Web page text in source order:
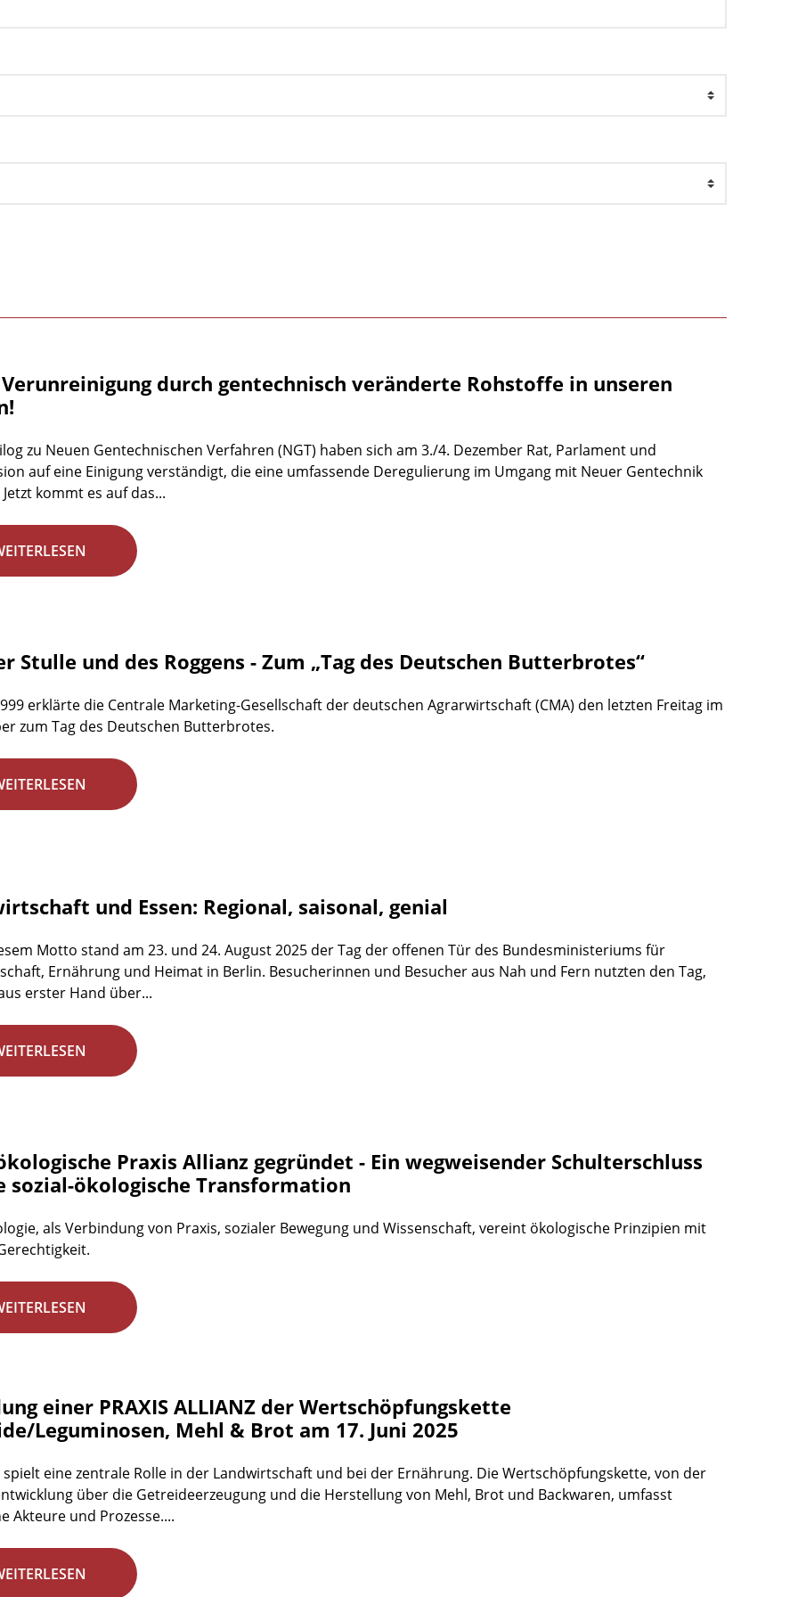
durch gentechnisch veränderte Rohstoffe in unseren
zu Neuen Gentechnischen Verfahren (NGT) haben sich am 3./4. Dezember Rat, Parlament und
auf eine Einigung verständigt, die eine umfassende Deregulierung im Umgang mit Neuer Gentechnik
kommt es auf das...
Stulle und des Roggens - Zum „Tag des Deutschen Butterbrotes“
erklärte die Centrale Marketing-Gesellschaft der deutschen Agrarwirtschaft (CMA) den letzten Freitag im
zum Tag des Deutschen Butterbrotes.
und Essen: Regional, saisonal, genial
Motto stand am 23. und 24. August 2025 der Tag der offenen Tür des Bundesministeriums für
Ernährung und Heimat in Berlin. Besucherinnen und Besucher aus Nah und Fern nutzten den Tag,
erster Hand über...
Praxis Allianz gegründet - Ein wegweisender Schulterschluss
sozial-ökologische Transformation
als Verbindung von Praxis, sozialer Bewegung und Wissenschaft, vereint ökologische Prinzipien mit
einer PRAXIS ALLIANZ der Wertschöpfungskette
Leguminosen, Mehl & Brot am 17. Juni 2025
eine zentrale Rolle in der Landwirtschaft und bei der Ernährung. Die Wertschöpfungskette, von der
über die Getreideerzeugung und die Herstellung von Mehl, Brot und Backwaren, umfasst
Akteure und Prozesse....